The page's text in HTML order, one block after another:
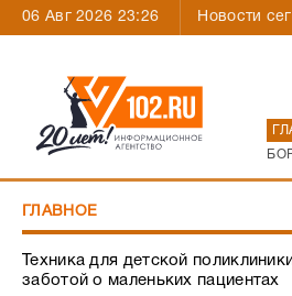
06 Авг 2026 23:26 Новости
ГЛАВНОЕ
Техника для детской
заботой о маленьких пациентах